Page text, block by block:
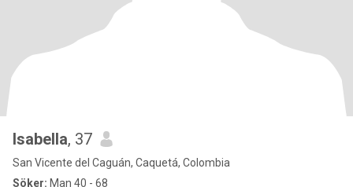
Isabella, 37
San Vicente del Caguán, Caquetá, Colombia
Söker: Man 40 - 68